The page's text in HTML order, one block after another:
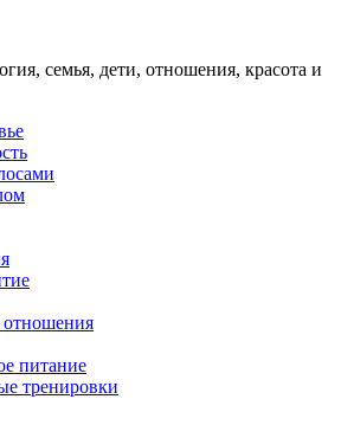
семья, дети, отношения, красота и
питание
тренировки